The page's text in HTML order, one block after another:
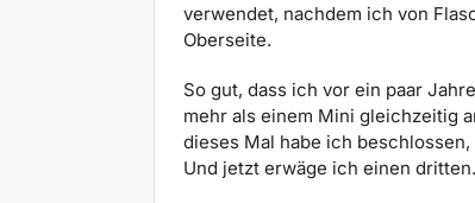
verwendet, nachdem ich von
Oberseite.
So gut, dass ich vor ein paar
mehr als einem Mini gleichzeitig
dieses Mal habe ich
Und jetzt erwäge ich einen